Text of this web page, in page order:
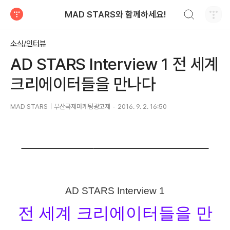
MAD STARS와 함께하세요!
소식/인터뷰
AD STARS Interview 1 전 세계
크리에이터들을 만나다
MAD STARS｜부산국제마케팅광고제 2016. 9. 2. 16:50
AD STARS Interview 1
전 세계 크리에이터들을 만